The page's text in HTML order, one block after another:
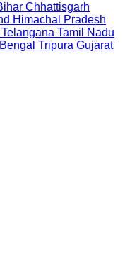
Chhattisgarh
Himachal Pradesh
Telangana Tamil Nadu
Tripura Gujarat